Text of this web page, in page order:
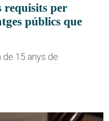
requisits per
públics que
de 15 anys de